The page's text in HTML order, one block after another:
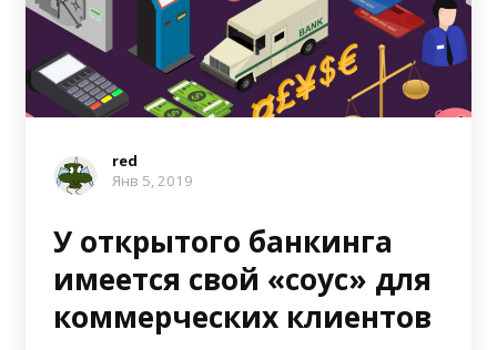
red
Янв 5, 2019
У открытого банкинга
имеется свой «соус» для
коммерческих клиентов